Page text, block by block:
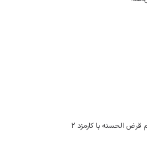
گیرنده اوراق می‌تواند با استفاده از این اوراق قرض الحسنه، وام قرض الحسنه با کارمزد ۲